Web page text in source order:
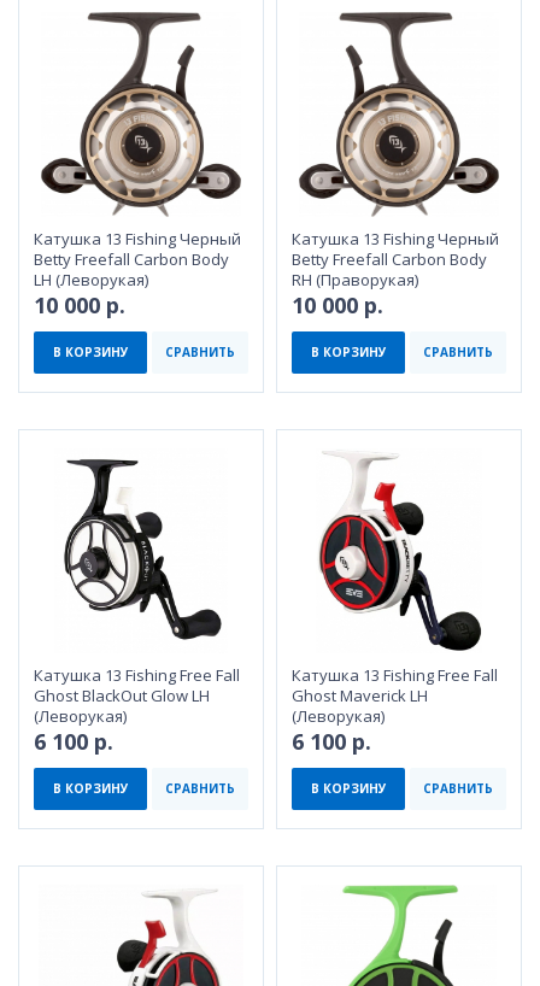
Катушка 13 Fishing Черный
Betty Freefall Carbon Body
LH (Леворукая)
10 000 р.
В КОРЗИНУ СРАВНИТЬ
Катушка 13 Fishing Черный
Betty Freefall Carbon Body
RH (Праворукая)
10 000 р.
В КОРЗИНУ СРАВНИТЬ
Катушка 13 Fishing Free Fall
Ghost BlackOut Glow LH
(Леворукая)
6 100 р.
В КОРЗИНУ СРАВНИТЬ
Катушка 13 Fishing Free Fall
Ghost Maverick LH
(Леворукая)
6 100 р.
В КОРЗИНУ СРАВНИТЬ